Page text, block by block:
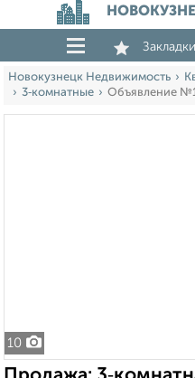
Закладки
Новокузнецк Недвижимость
3‑комнатные
Объявление
10